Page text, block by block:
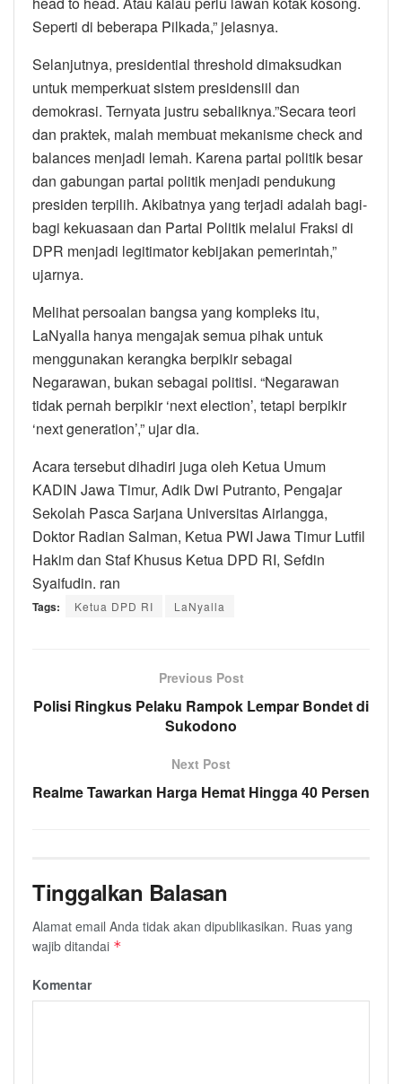
Seperti di beberapa Pilkada,” jelasnya.
Selanjutnya, presidential threshold dimaksudkan
untuk memperkuat sistem presidensiil dan
demokrasi. Ternyata justru sebaliknya.”Secara teori
dan praktek, malah membuat mekanisme check and
balances menjadi lemah. Karena partai politik besar
dan gabungan partai politik menjadi pendukung
presiden terpilih. Akibatnya yang terjadi adalah bagi-
bagi kekuasaan dan Partai Politik melalui Fraksi di
DPR menjadi legitimator kebijakan pemerintah,”
ujarnya.
Melihat persoalan bangsa yang kompleks itu,
LaNyalla hanya mengajak semua pihak untuk
menggunakan kerangka berpikir sebagai
Negarawan, bukan sebagai politisi. “Negarawan
tidak pernah berpikir ‘next election’, tetapi berpikir
‘next generation’,” ujar dia.
Acara tersebut dihadiri juga oleh Ketua Umum
KADIN Jawa Timur, Adik Dwi Putranto, Pengajar
Sekolah Pasca Sarjana Universitas Airlangga,
Doktor Radian Salman, Ketua PWI Jawa Timur Lutfil
Hakim dan Staf Khusus Ketua DPD RI, Sefdin
Syaifudin. ran
Tags: Ketua DPD RI LaNyalla
Previous Post
Polisi Ringkus Pelaku Rampok Lempar Bondet di
Sukodono
Next Post
Realme Tawarkan Harga Hemat Hingga 40 Persen
Tinggalkan Balasan
Alamat email Anda tidak akan dipublikasikan. Ruas yang
wajib ditandai *
Komentar